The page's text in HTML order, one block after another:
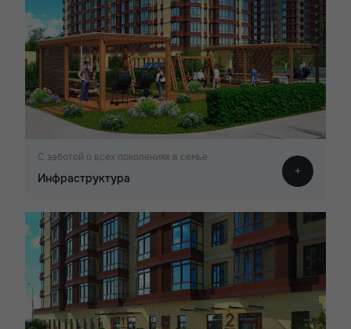
С заботой о всех поколениях в семье
Инфраструктура